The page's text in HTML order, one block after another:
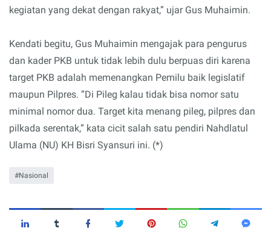
kegiatan yang dekat dengan rakyat,” ujar Gus Muhaimin.
Kendati begitu, Gus Muhaimin mengajak para pengurus
dan kader PKB untuk tidak lebih dulu berpuas diri karena
target PKB adalah memenangkan Pemilu baik legislatif
maupun Pilpres. ”Di Pileg kalau tidak bisa nomor satu
minimal nomor dua. Target kita menang pileg, pilpres dan
pilkada serentak,” kata cicit salah satu pendiri Nahdlatul
Ulama (NU) KH Bisri Syansuri ini. (*)
Nasional